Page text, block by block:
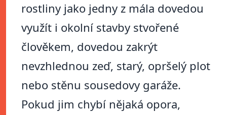
rostliny jako jedny z mála dovedou
využít i okolní stavby stvořené
člověkem, dovedou zakrýt
nevzhlednou zeď, starý, opršelý plot
nebo stěnu sousedovy garáže.
Pokud jim chybí nějaká opora,